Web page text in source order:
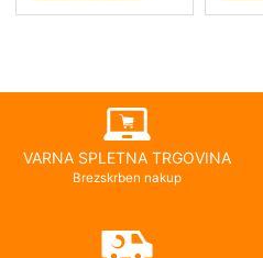
VARNA SPLETNA TRGOVINA
Brezskrben nakup